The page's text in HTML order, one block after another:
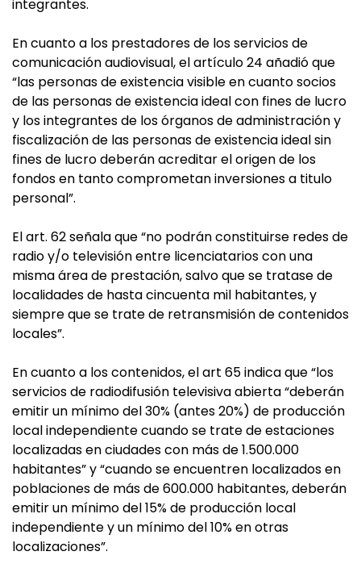
integrantes.
En cuanto a los prestadores de los servicios de
comunicación audiovisual, el artículo 24 añadió que
“las personas de existencia visible en cuanto socios
de las personas de existencia ideal con fines de lucro
y los integrantes de los órganos de administración y
fiscalización de las personas de existencia ideal sin
fines de lucro deberán acreditar el origen de los
fondos en tanto comprometan inversiones a titulo
personal”.
El art. 62 señala que “no podrán constituirse redes de
radio y/o televisión entre licenciatarios con una
misma área de prestación, salvo que se tratase de
localidades de hasta cincuenta mil habitantes, y
siempre que se trate de retransmisión de contenidos
locales”.
En cuanto a los contenidos, el art 65 indica que “los
servicios de radiodifusión televisiva abierta “deberán
emitir un mínimo del 30% (antes 20%) de producción
local independiente cuando se trate de estaciones
localizadas en ciudades con más de 1.500.000
habitantes” y “cuando se encuentren localizados en
poblaciones de más de 600.000 habitantes, deberán
emitir un mínimo del 15% de producción local
independiente y un mínimo del 10% en otras
localizaciones”.